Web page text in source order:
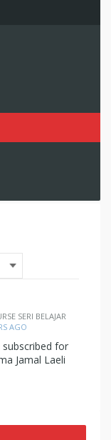
SERI BELAJAR
AGO
subscribed for
Jamal Laeli